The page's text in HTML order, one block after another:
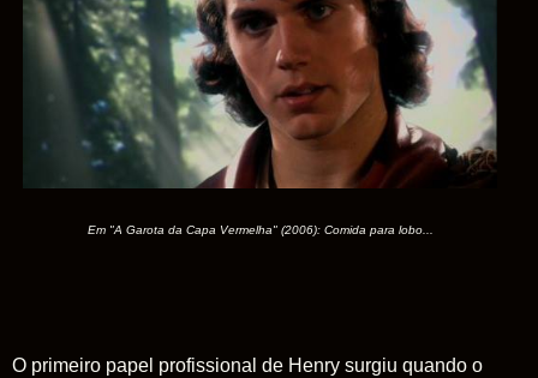
Em "A Garota da Capa Vermelha" (2006): Comida para lobo...
O primeiro papel profissional de Henry surgiu quando o